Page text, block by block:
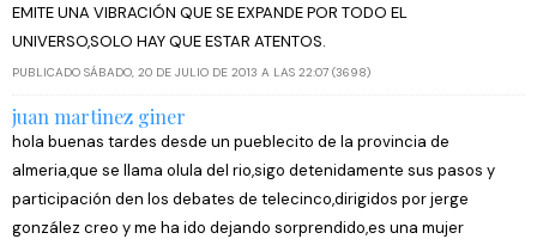
EMITE UNA VIBRACIÓN QUE SE EXPANDE POR TODO EL
UNIVERSO,SOLO HAY QUE ESTAR ATENTOS.
PUBLICADO SÁBADO, 20 DE JULIO DE 2013 A LAS 22:07 (3698)
juan martinez giner
hola buenas tardes desde un pueblecito de la provincia de
almeria,que se llama olula del rio,sigo detenidamente sus pasos y
participación den los debates de telecinco,dirigidos por jerge
gonzález creo y me ha ido dejando sorprendido,es una mujer